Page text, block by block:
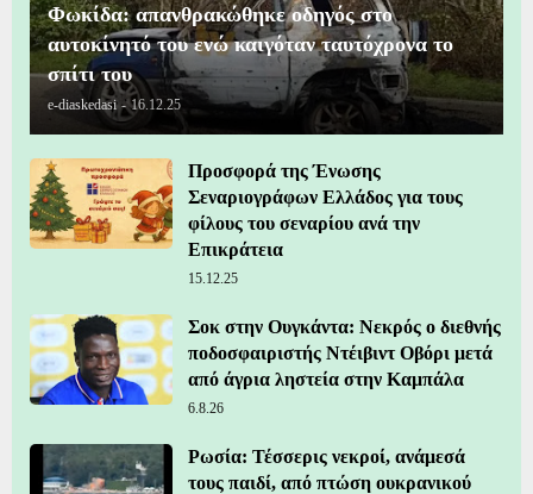
Φωκίδα: απανθρακώθηκε οδηγός στο
αυτοκίνητό του ενώ καιγόταν ταυτόχρονα το
σπίτι του
e-diaskedasi - 16.12.25
Προσφορά της Ένωσης
Σεναριογράφων Ελλάδος για τους
φίλους του σεναρίου ανά την
Επικράτεια
15.12.25
Σοκ στην Ουγκάντα: Νεκρός ο διεθνής
ποδοσφαιριστής Ντέιβιντ Οβόρι μετά
από άγρια ληστεία στην Καμπάλα
6.8.26
Ρωσία: Τέσσερις νεκροί, ανάμεσά
τους παιδί, από πτώση ουκρανικού